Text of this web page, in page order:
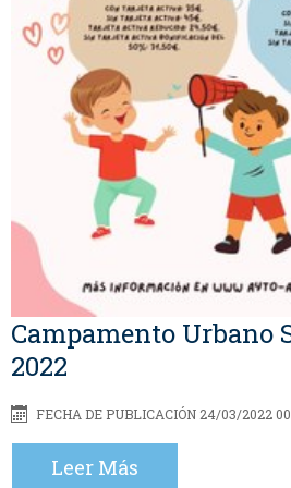
Campamento Urbano
2022
FECHA DE PUBLICACIÓN 24/03/2022
Leer Más